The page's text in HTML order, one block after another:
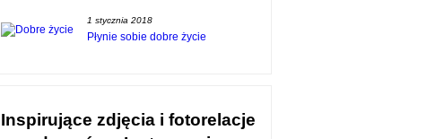
1 stycznia 2018
Płynie sobie dobre życie
Inspirujące zdjęcia i fotorelacje